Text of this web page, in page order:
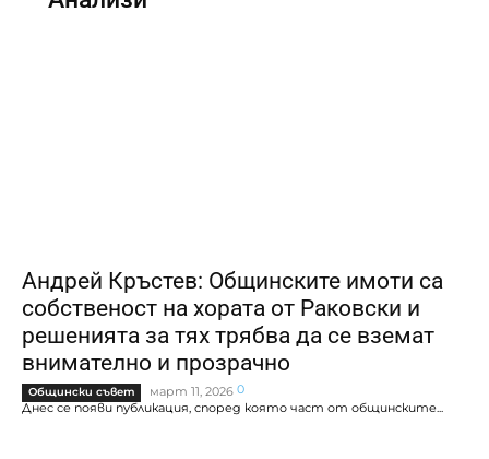
Андрей Кръстев: Общинските имоти са
собственост на хората от Раковски и
решенията за тях трябва да се вземат
внимателно и прозрачно
Общински съвет март 11, 2026 0
Днес се появи публикация, според която част от общинските...